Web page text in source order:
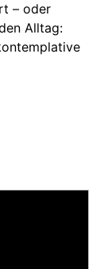
– oder
Alltag: